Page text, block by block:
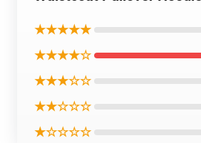
★★★★★
★★★★☆
★★★☆☆
★★☆☆☆
★☆☆☆☆